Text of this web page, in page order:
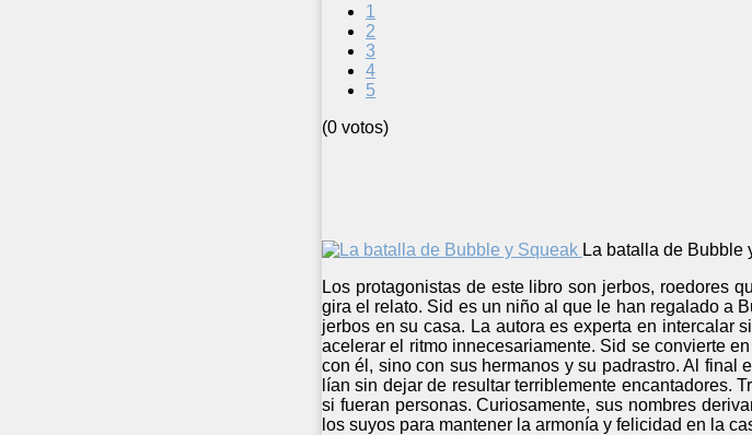
1
2
3
4
5
(0 votos)
La batalla de Bubble
Los protagonistas de este libro son jerbos, roedores
gira el relato. Sid es un niño al que le han regalado a
jerbos en su casa. La autora es experta en intercalar
acelerar el ritmo innecesariamente. Sid se convierte
con él, sino con sus hermanos y su padrastro. Al final
lían sin dejar de resultar terriblemente encantadores.
si fueran personas. Curiosamente, sus nombres
los suyos para mantener la armonía y felicidad en la